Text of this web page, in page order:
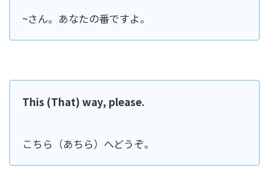
~さん。あなたの番ですよ。
This (That) way, please.
こちら（あちら）へどうぞ。